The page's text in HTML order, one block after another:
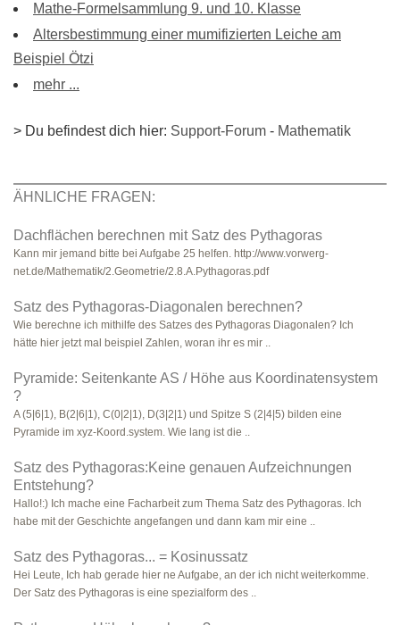
Mathe-Formelsammlung 9. und 10. Klasse
Altersbestimmung einer mumifizierten Leiche am
Beispiel Ötzi
mehr ...
> Du befindest dich hier: Support-Forum - Mathematik
ÄHNLICHE FRAGEN:
Dachflächen berechnen mit Satz des Pythagoras
Kann mir jemand bitte bei Aufgabe 25 helfen. http://www.vorwerg-
net.de/Mathematik/2.Geometrie/2.8.A.Pythagoras.pdf
Satz des Pythagoras-Diagonalen berechnen?
Wie berechne ich mithilfe des Satzes des Pythagoras Diagonalen? Ich
hätte hier jetzt mal beispiel Zahlen, woran ihr es mir ..
Pyramide: Seitenkante AS / Höhe aus Koordinatensystem
?
A (5|6|1), B(2|6|1), C(0|2|1), D(3|2|1) und Spitze S (2|4|5) bilden eine
Pyramide im xyz-Koord.system. Wie lang ist die ..
Satz des Pythagoras:Keine genauen Aufzeichnungen
Entstehung?
Hallo!:) Ich mache eine Facharbeit zum Thema Satz des Pythagoras. Ich
habe mit der Geschichte angefangen und dann kam mir eine ..
Satz des Pythagoras... = Kosinussatz
Hei Leute, Ich hab gerade hier ne Aufgabe, an der ich nicht weiterkomme.
Der Satz des Pythagoras is eine spezialform des ..